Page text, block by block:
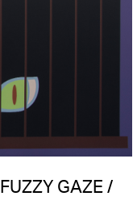
GAZE /